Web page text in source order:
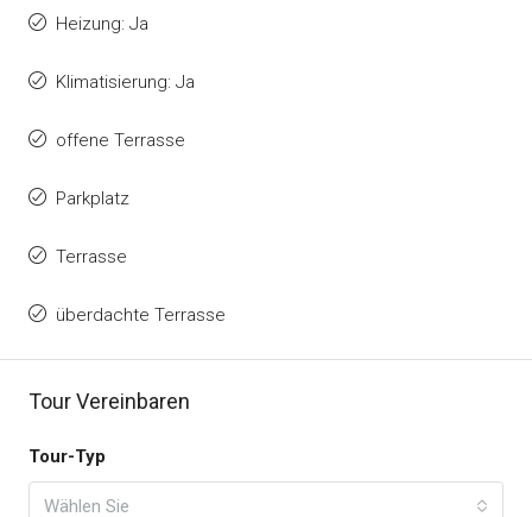
Heizung: Ja
Klimatisierung: Ja
offene Terrasse
Parkplatz
Terrasse
überdachte Terrasse
Tour Vereinbaren
Tour-Typ
Wählen Sie